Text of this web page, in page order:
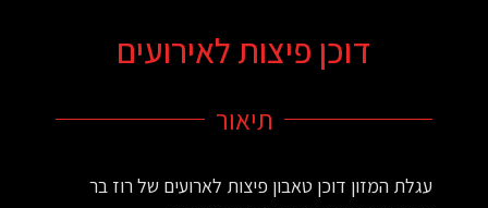
דוכן פיצות לאירועים
תיאור
עגלת המזון דוכן טאבון פיצות לארועים של רוז בר